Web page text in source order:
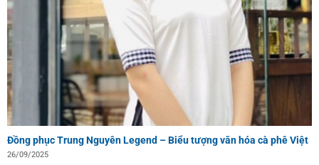
Đồng phục Trung Nguyên Legend – Biểu tượng văn hóa cà phê Việt
26/09/2025